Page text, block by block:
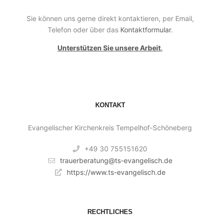
Sie können uns gerne direkt kontaktieren, per Email,
Telefon oder über das Kontaktformular.
Unterstützen Sie unsere Arbeit.
KONTAKT
Evangelischer Kirchenkreis Tempelhof-Schöneberg
+49 30 755151620
trauerberatung@ts-evangelisch.de
https://www.ts-evangelisch.de
RECHTLICHES